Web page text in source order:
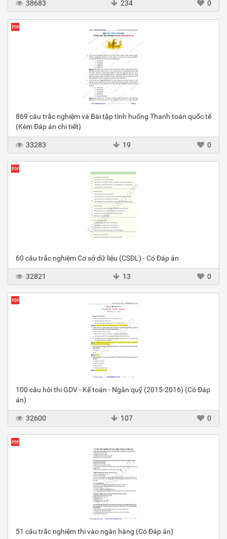
38683 234 0
869 câu trắc nghiệm và Bài tập tình huống Thanh toán quốc tế
(Kèm Đáp án chi tiết)
33283 19 0
60 câu trắc nghiệm Cơ sở dữ liệu (CSDL) - Có Đáp án
32821 13 0
100 câu hỏi thi GDV - Kế toán - Ngân quỹ (2015-2016) (Có Đáp
án)
32600 107 0
51 câu trắc nghiệm thi vào ngân hàng (Có Đáp án)